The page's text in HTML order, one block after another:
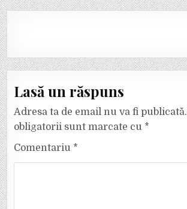
Lasă un răspuns
Adresa ta de email nu va fi publicată.
obligatorii sunt marcate cu *
Comentariu *